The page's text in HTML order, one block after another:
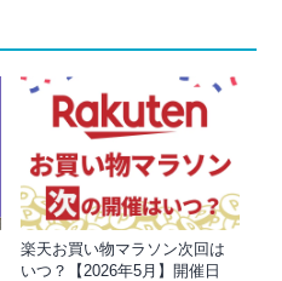
楽天お買い物マラソン次回は
いつ？【2026年5月】開催日